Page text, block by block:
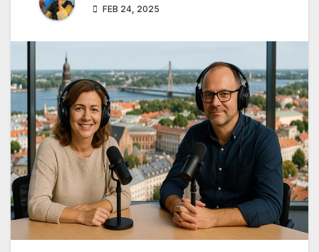
FEB 24, 2025